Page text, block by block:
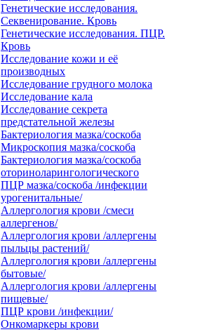
Генетические исследования.
Секвенирование. Кровь
Генетические исследования. ПЦР.
Кровь
Исследование кожи и её
производных
Исследование грудного молока
Исследование кала
Исследование секрета
предстательной железы
Бактериология мазка/соскоба
Микроскопия мазка/соскоба
Бактериология мазка/соскоба
оториноларингологического
ПЦР мазка/соскоба /инфекции
урогенитальные/
Аллергология крови /смеси
аллергенов/
Аллергология крови /аллергены
пыльцы растений/
Аллергология крови /аллергены
бытовые/
Аллергология крови /аллергены
пищевые/
ПЦР крови /инфекции/
Онкомаркеры крови